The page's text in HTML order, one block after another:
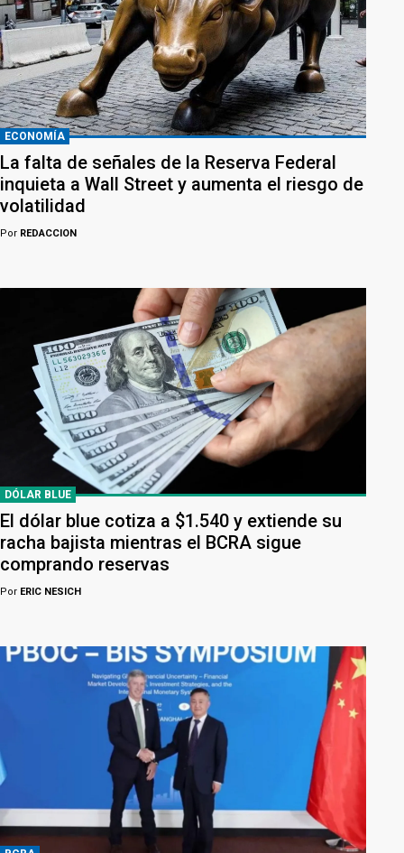
ECONOMÍA
La falta de señales de la Reserva Federal
inquieta a Wall Street y aumenta el riesgo de
volatilidad
Por REDACCION
DÓLAR BLUE
El dólar blue cotiza a $1.540 y extiende su
racha bajista mientras el BCRA sigue
comprando reservas
Por ERIC NESICH